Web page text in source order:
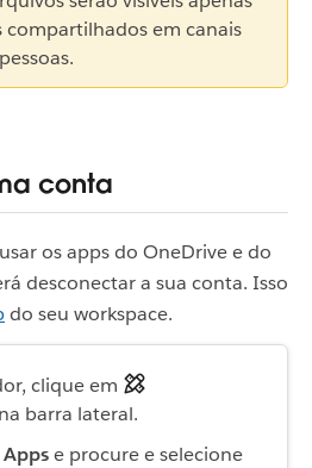
compartilhados em canais
conta
os apps do OneDrive e do
desconectar a sua conta. Isso
do seu workspace.
clique em
na barra lateral.
Appse procure e selecione